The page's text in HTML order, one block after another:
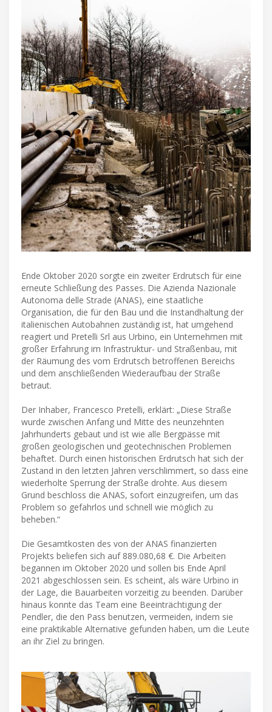
Ende Oktober 2020 sorgte ein zweiter Erdrutsch für eine
erneute Schließung des Passes. Die Azienda Nazionale
Autonoma delle Strade (ANAS), eine staatliche
Organisation, die für den Bau und die Instandhaltung der
italienischen Autobahnen zuständig ist, hat umgehend
reagiert und Pretelli Srl aus Urbino, ein Unternehmen mit
großer Erfahrung im Infrastruktur- und Straßenbau, mit
der Räumung des vom Erdrutsch betroffenen Bereichs
und dem anschließenden Wiederaufbau der Straße
betraut.
Der Inhaber, Francesco Pretelli, erklärt: „Diese Straße
wurde zwischen Anfang und Mitte des neunzehnten
Jahrhunderts gebaut und ist wie alle Bergpässe mit
großen geologischen und geotechnischen Problemen
behaftet. Durch einen historischen Erdrutsch hat sich der
Zustand in den letzten Jahren verschlimmert, so dass eine
wiederholte Sperrung der Straße drohte. Aus diesem
Grund beschloss die ANAS, sofort einzugreifen, um das
Problem so gefahrlos und schnell wie möglich zu
beheben.“
Die Gesamtkosten des von der ANAS finanzierten
Projekts beliefen sich auf 889.080,68 €. Die Arbeiten
begannen im Oktober 2020 und sollen bis Ende April
2021 abgeschlossen sein. Es scheint, als wäre Urbino in
der Lage, die Bauarbeiten vorzeitig zu beenden. Darüber
hinaus konnte das Team eine Beeinträchtigung der
Pendler, die den Pass benutzen, vermeiden, indem sie
eine praktikable Alternative gefunden haben, um die Leute
an ihr Ziel zu bringen.